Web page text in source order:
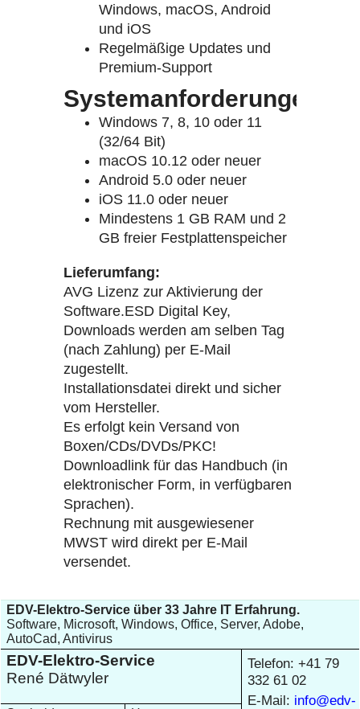
Windows, macOS, Android
und iOS
Regelmäßige Updates und
Premium-Support
Systemanforderungen
Windows 7, 8, 10 oder 11
(32/64 Bit)
macOS 10.12 oder neuer
Android 5.0 oder neuer
iOS 11.0 oder neuer
Mindestens 1 GB RAM und 2
GB freier Festplattenspeicher
Lieferumfang:
AVG Lizenz zur Aktivierung der
Software.ESD Digital Key,
Downloads werden am selben Tag
(nach Zahlung) per E-Mail
zugestellt.
Installationsdatei direkt und sicher
vom Hersteller.
Es erfolgt kein Versand von
Boxen/CDs/DVDs/PKC!
Downloadlink für das Handbuch (in
elektronischer Form, in verfügbaren
Sprachen).
Rechnung mit ausgewiesener
MWST wird direkt per E-Mail
versendet.
EDV-Elektro-Service über 33 Jahre IT Erfahrung.
Software, Microsoft, Windows, Office, Server, Adobe,
AutoCad, Antivirus
EDV-Elektro-Service
René Dätwyler
Telefon: +41 79
332 61 02
E-Mail: info@edv-